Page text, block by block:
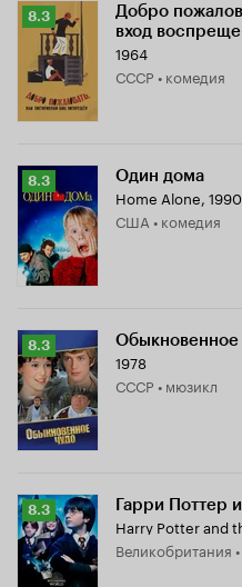
Рейтинг
Кинопоиска
8.3
8.3
Добро
вход
1964
СССР • комедия
Рейтинг
Кинопоиска
8.3
8.3 Один дома
Home Alone, 1990
США • комедия
Рейтинг
Кинопоиска
8.3
8.3 Обыкновенное
1978
СССР • мюзикл
Рейтинг
Кинопоиска
8.3
8.3 Гарри Поттер
Harry Potter and
Великобритания